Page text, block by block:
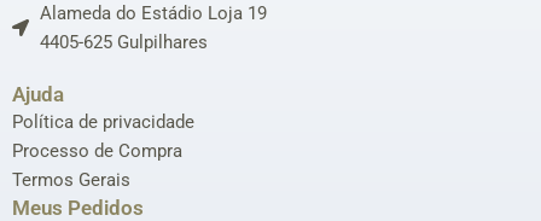
Alameda do Estádio Loja 19
4405-625 Gulpilhares
Ajuda
Política de privacidade
Processo de Compra
Termos Gerais
Meus Pedidos